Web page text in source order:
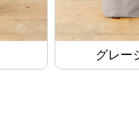
グレー